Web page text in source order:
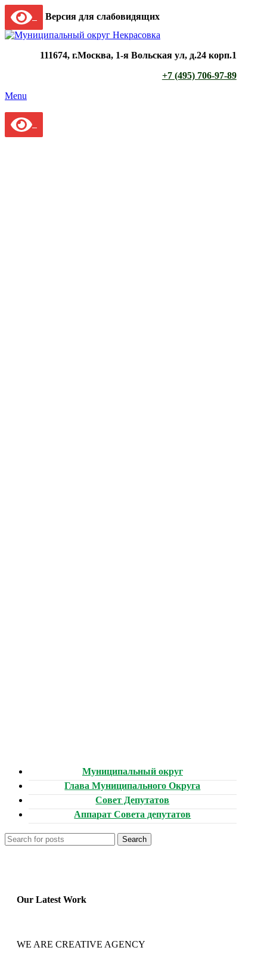
Версия для слабовидящих
111674, г.Москва, 1-я Вольская ул, д.24 корп.1
+7 (495) 706-97-89
Menu
Муниципальный округ
Глава Муниципального Округа
Совет Депутатов
Аппарат Совета депутатов
Search
Our Latest Work
WE ARE CREATIVE AGENCY